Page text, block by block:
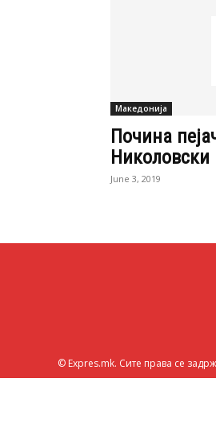
Македонија
Почина
Николовски
June 3, 2019
© Expres.mk. Сите права се